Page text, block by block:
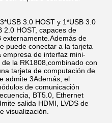
3.0 HOST y 1*USB 3.0
2.0 HOST, capaces de
externamente.Además de
puede conectar a la tarjeta
de interfaz mini-
la RK1808,combinado con
tarjeta de computación de
admite 3Además, el
de comunicación
BT5.0, Ethernet
salida HDMI, LVDS de
visualización.